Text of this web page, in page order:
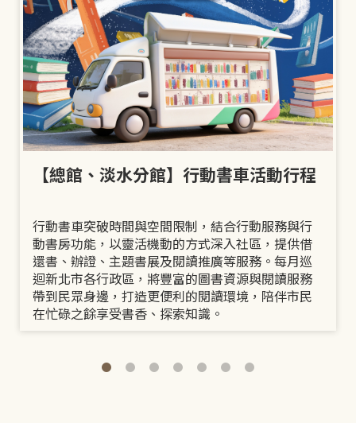
【總館、淡水分館】行動書車活動行程
行動書車突破時間與空間限制，結合行動服務與行
動書房功能，以靈活機動的方式深入社區，提供借
還書、辦證、主題書展及閱讀推廣等服務。每月巡
迴新北市各行政區，將豐富的圖書資源與閱讀服務
帶到民眾身邊，打造更便利的閱讀環境，陪伴市民
在忙碌之餘享受書香、探索知識。